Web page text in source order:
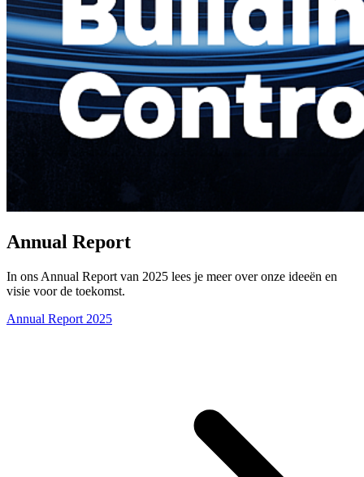
Annual Report
In ons Annual Report van 2025 lees je meer over onze ideeën en
visie voor de toekomst.
Annual Report 2025